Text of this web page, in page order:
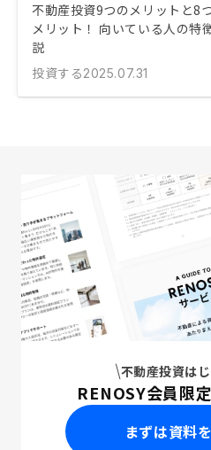
不動産投資9つのメリットと8
メリット！ 向いている人の特
説
投資する2025.07.31
不動産投資は
RENOSY会員限
まずは資料